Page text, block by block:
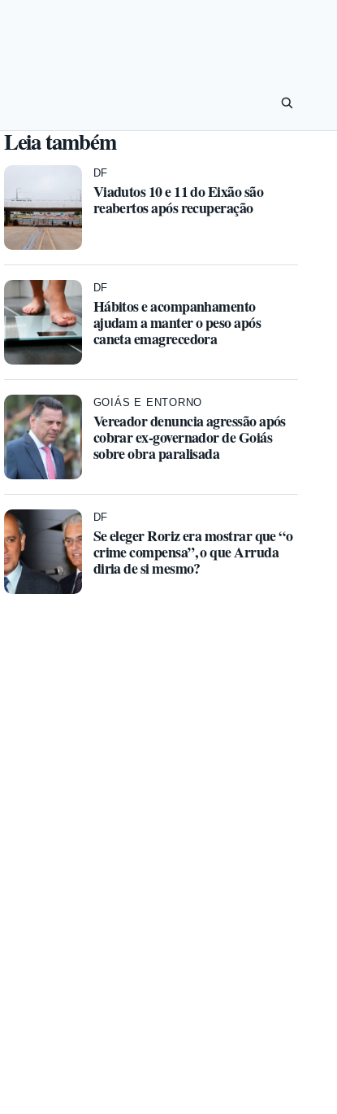
Leia também
DF
Viadutos 10 e 11 do Eixão são
reabertos após recuperação
DF
Hábitos e acompanhamento
ajudam a manter o peso após
caneta emagrecedora
GOIÁS E ENTORNO
Vereador denuncia agressão após
cobrar ex-governador de Goiás
sobre obra paralisada
DF
Se eleger Roriz era mostrar que “o
crime compensa”, o que Arruda
diria de si mesmo?